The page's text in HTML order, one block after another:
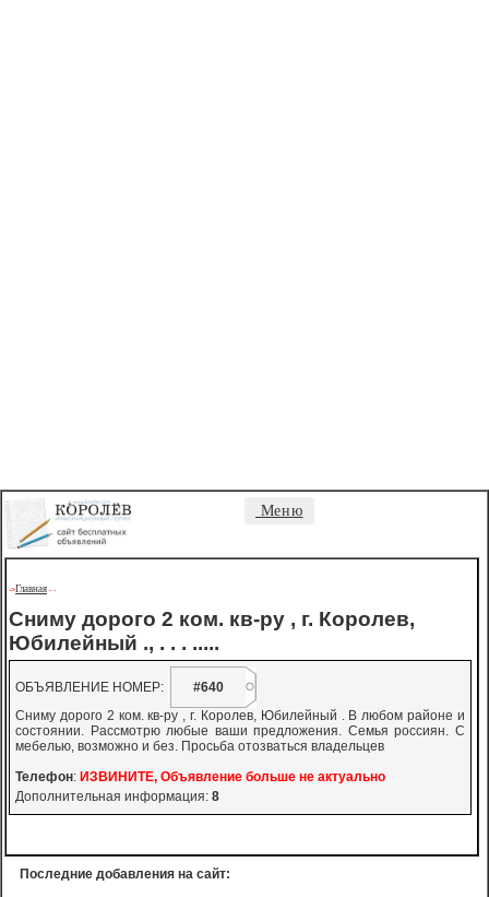
Меню
->Главная - -
Сниму дорого 2 ком. кв-ру , г. Королев,
Юбилейный ., . . . .....
ОБЪЯВЛЕНИЕ НОМЕР:
#640
Сниму дорого 2 ком. кв-ру , г. Королев, Юбилейный . В любом районе и
состоянии. Рассмотрю любые ваши предложения. Семья россиян. С
мебелью, возможно и без. Просьба отозваться владельцев
Телефон: ИЗВИНИТЕ, Объявление больше не актуально
Дополнительная информация: 8
Последние добавления на сайт: